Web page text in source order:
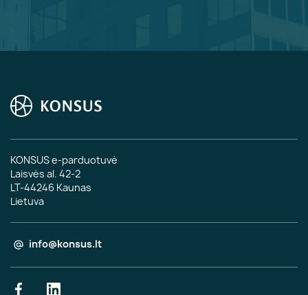
KONSUS e-parduotuvė
Laisvės al. 42-2
LT-44246 Kaunas
Lietuva
info@konsus.lt
Facebook